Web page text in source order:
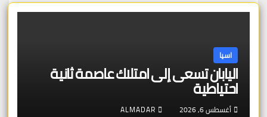
اسيا
اليابان تسعى إلى امتلاك عاصمة ثانية
احتياطية
أغسطس 6, 2026 ALMADAR